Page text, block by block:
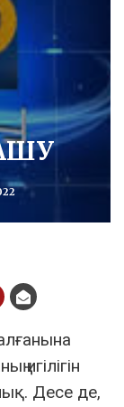
игілігін
Десе де,